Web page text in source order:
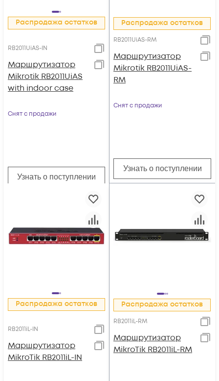
Распродажа остатков
RB2011UiAS-IN
Маршрутизатор
Mikrotik RB2011UiAS
with indoor case
Снят с продажи
Узнать о поступлении
Распродажа остатков
RB2011UiAS-RM
Маршрутизатор
Mikrotik RB2011UiAS-
RM
Снят с продажи
Узнать о поступлении
Распродажа остатков
RB2011iL-IN
Маршрутизатор
MikroTik RB2011iL-IN
Распродажа остатков
RB2011iL-RM
Маршрутизатор
MikroTik RB2011iL-RM